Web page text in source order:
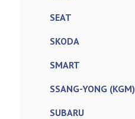
SEAT
SKODA
SMART
SSANG-YONG (KGM)
SUBARU